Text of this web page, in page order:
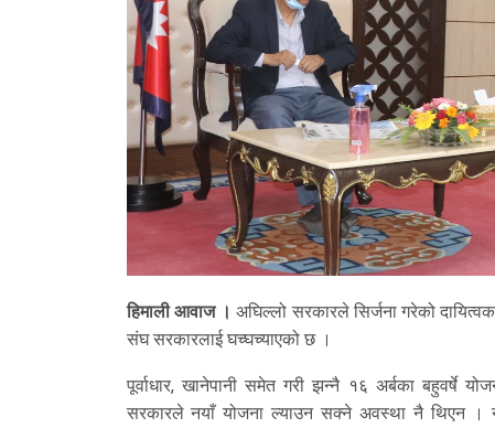
हिमाली आवाज । अघिल्लो सरकारले सिर्जना गरेको
संघ सरकारलाई घच्घच्याएको छ ।
पूर्वाधार, खानेपानी समेत गरी झन्नै १६ अर्बका बहुवर्षे
सरकारले नयाँ योजना ल्याउन सक्ने अवस्था नै थिएन ।